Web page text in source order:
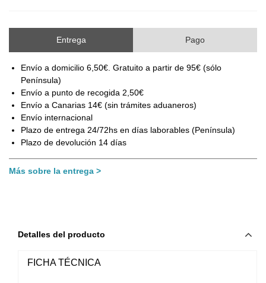
Entrega Pago
Envío a domicilio 6,50€. Gratuito a partir de 95€ (sólo
Península)
Envío a punto de recogida 2,50€
Envío a Canarias 14€ (sin trámites aduaneros)
Envío internacional
Plazo de entrega 24/72hs en días laborables (Península)
Plazo de devolución 14 días
Más sobre la entrega
Detalles del producto
FICHA TÉCNICA